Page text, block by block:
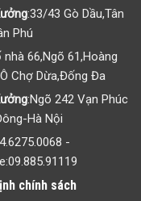
:33/43 Gò Dầu,Tân
Phú
nhà 66,Ngõ 61,Hoàng
Chợ Dừa,Đống Đa
:Ngõ 242 Vạn Phúc
Hà Nội
-
09.885.91119
chính sách